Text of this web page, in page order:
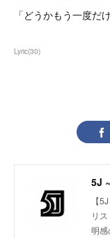
「どうかもう一度だ
Lyric(30)
5J
【
リ
明